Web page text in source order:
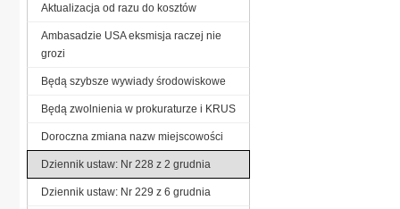
Aktualizacja od razu do kosztów
Ambasadzie USA eksmisja raczej nie
grozi
Będą szybsze wywiady środowiskowe
Będą zwolnienia w prokuraturze i KRUS
Doroczna zmiana nazw miejscowości
Dziennik ustaw: Nr 228 z 2 grudnia
Dziennik ustaw: Nr 229 z 6 grudnia